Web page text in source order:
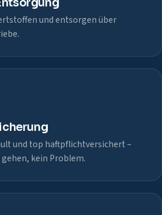
und entsorgen über
und top haftpflichtversichert –
kein Problem.